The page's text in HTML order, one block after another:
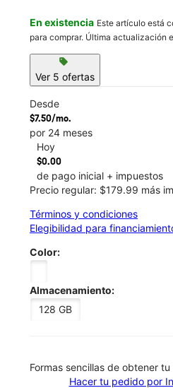
En existencia Este artículo está
para comprar. Última actualización
sell
Ver 5 ofertas
Desde
$7.50/mo.
por 24 meses
Hoy
$0.00
de pago inicial + impuestos
Precio regular: $179.99 más
Términos y condiciones
Elegibilidad para
Color:
Almacenamiento:
128 GB
​​​​​​​Formas sencillas de obtener
Hacer tu pedido por